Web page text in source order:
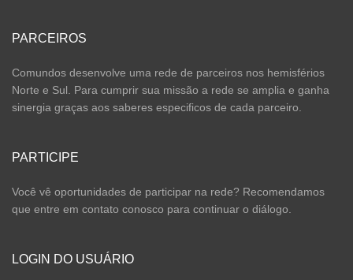
PARCEIROS
Comundos desenvolve uma rede de parceiros nos hemisférios
Norte e Sul. Para cumprir sua missão a rede se amplia e ganha
sinergia graças aos saberes especificos de cada parceiro.
PARTICIPE
Você vê oportunidades de participar na rede? Recomendamos
que entre em contato conosco para continuar o diálogo.
LOGIN DO USUÁRIO